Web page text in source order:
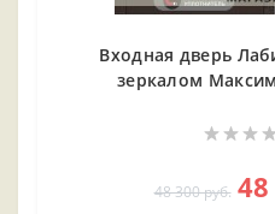
Входная дверь
зеркалом
48 300 руб.